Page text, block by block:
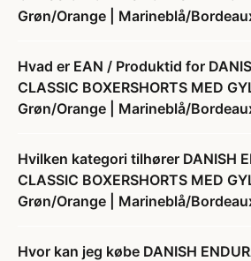
Grøn/Orange | Marineblå/
Hvad er EAN / Produktid for
CLASSIC BOXERSHORTS MED
Grøn/Orange | Marineblå/
Hvilken kategori tilhører DANISH
CLASSIC BOXERSHORTS MED
Grøn/Orange | Marineblå/
Hvor kan jeg købe DANISH